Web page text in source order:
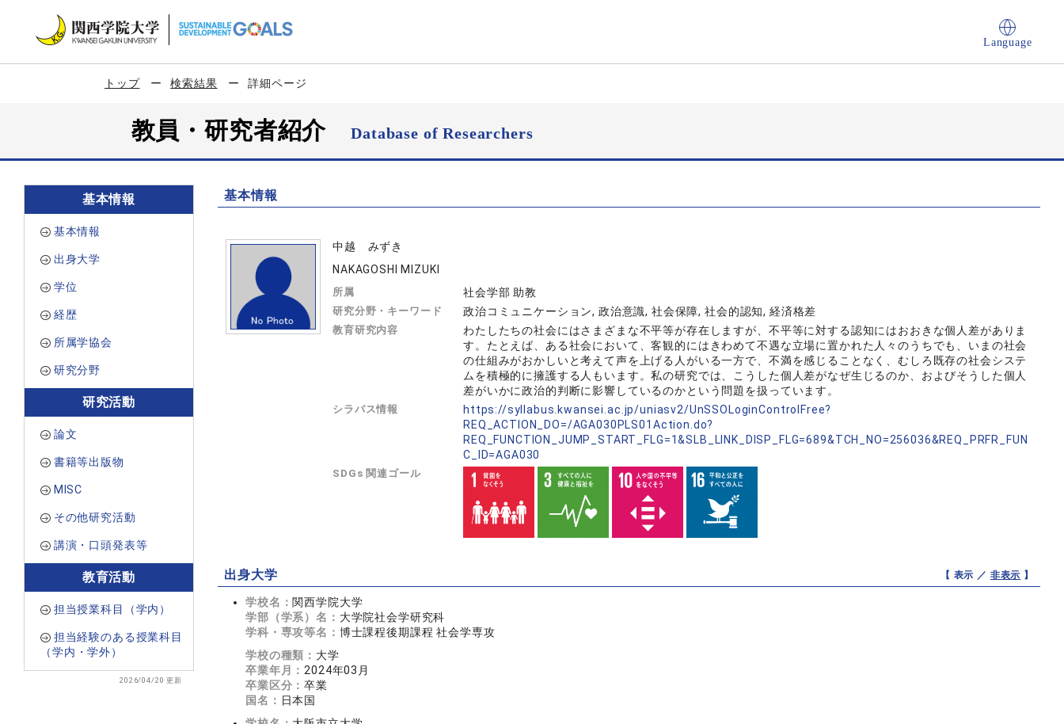
Language
トップ 検索結果 詳細ページ
教員・研究者紹介Database of Researchers
基本情報
基本情報
出身大学
学位
経歴
所属学協会
研究分野
研究活動
論文
書籍等出版物
MISC
その他研究活動
講演・口頭発表等
教育活動
担当授業科目（学内）
担当経験のある授業科目
（学内・学外）
2026/04/20 更新
基本情報
中越 みずき
NAKAGOSHI MIZUKI
所属 社会学部 助教
研究分野・キーワード 政治コミュニケーション, 政治意識, 社会保障, 社会的認知, 経済格差
教育研究内容
わたしたちの社会にはさまざまな不平等が存在しますが、不平等に対する認知にはおおきな個人差がありま
す。たとえば、ある社会において、客観的にはきわめて不遇な立場に置かれた人々のうちでも、いまの社会
の仕組みがおかしいと考えて声を上げる人がいる一方で、不満を感じることなく、むしろ既存の社会システ
ムを積極的に擁護する人もいます。私の研究では、こうした個人差がなぜ生じるのか、およびそうした個人
差がいかに政治的判断に影響しているのかという問題を扱っています。
シラバス情報
https://syllabus.kwansei.ac.jp/uniasv2/UnSSOLoginControlFree?
REQ_ACTION_DO=/AGA030PLS01Action.do?
REQ_FUNCTION_JUMP_START_FLG=1&SLB_LINK_DISP_FLG=689&TCH_NO=256036&REQ_PRFR_FUN
C_ID=AGA030
SDGs 関連ゴール
出身大学 【 表示 ／ 非表示 】
学校名： 関西学院大学
学部（学系）名： 大学院社会学研究科
学科・専攻等名： 博士課程後期課程 社会学専攻
学校の種類： 大学
卒業年月： 2024年03月
卒業区分：卒業
国名： 日本国